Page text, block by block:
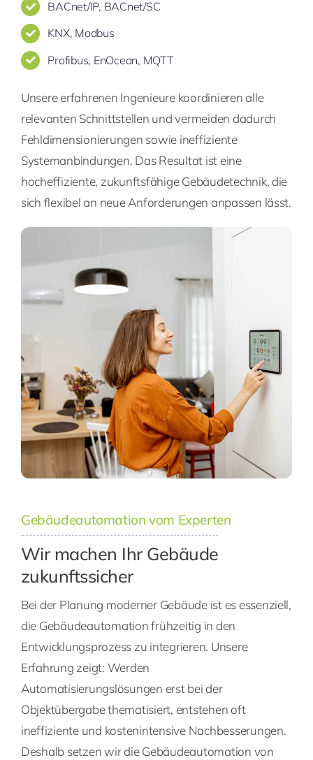
BACnet/IP, BACnet/SC
KNX, Modbus
Profibus, EnOcean, MQTT
Unsere erfahrenen Ingenieure koordinieren alle
relevanten Schnittstellen und vermeiden dadurch
Fehldimensionierungen sowie ineffiziente
Systemanbindungen. Das Resultat ist eine
hocheffiziente, zukunftsfähige Gebäudetechnik, die
sich flexibel an neue Anforderungen anpassen lässt.
Gebäudeautomation vom Experten
Wir machen Ihr Gebäude
zukunftssicher
Bei der Planung moderner Gebäude ist es essenziell,
die Gebäudeautomation frühzeitig in den
Entwicklungsprozess zu integrieren. Unsere
Erfahrung zeigt: Werden
Automatisierungslösungen erst bei der
Objektübergabe thematisiert, entstehen oft
ineffiziente und kostenintensive Nachbesserungen.
Deshalb setzen wir die Gebäudeautomation von